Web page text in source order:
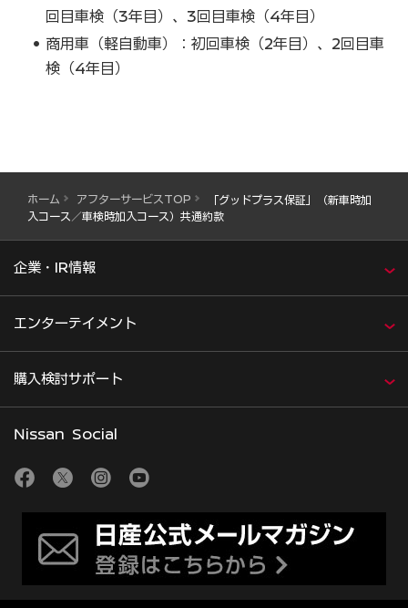
回目車検（3年目）、3回目車検（4年目）
商用車（軽自動車）：初回車検（2年目）、2回目車
検（4年目）
ホーム アフターサービスTOP
「グッドプラス保証」（新車時加
入コース／車検時加入コース）共通約款
企業・IR情報
エンターテイメント
購入検討サポート
Nissan Social